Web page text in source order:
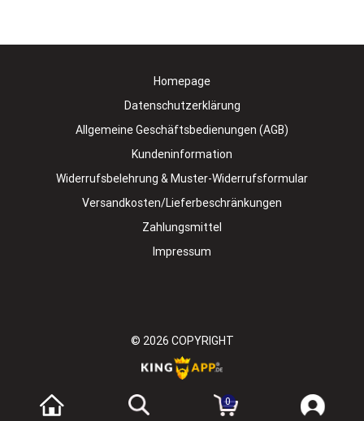
Homepage
Datenschutzerklärung
Allgemeine Geschäftsbedienungen (AGB)
Kundeninformation
Widerrufsbelehrung & Muster-Widerrufsformular
Versandkosten/Lieferbeschränkungen
Zahlungsmittel
Impressum
© 2026 COPYRIGHT
0